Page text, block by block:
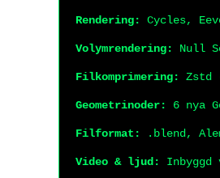
Rendering: Cycles,
Volymrendering: Null
Filkomprimering: Zstd
Geometrinoder: 6 nya
Filformat: .blend,
Video & ljud: Inbyggd